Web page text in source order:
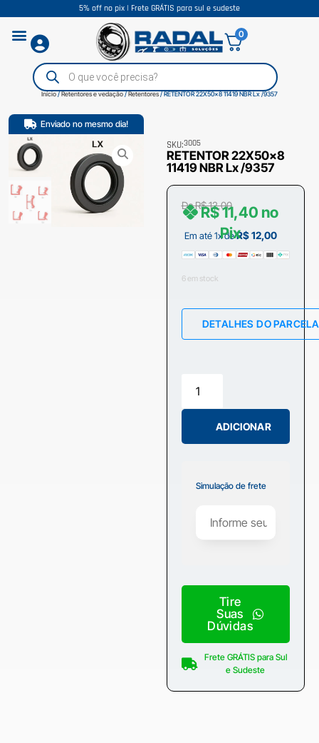
5% off no pix | Frete GRÁTIS para sul e sudeste
0
Início/Retentores e vedação/Retentores/ RETENTOR 22X50x8 11419 NBR Lx /9357
Enviado no mesmo dia!
SKU:3005
RETENTOR 22X50x8
11419 NBR Lx /9357
DeR$12,00
Em até 1x deR$12,00
R$11,40 no
Pix
6 em stock
DETALHES DO
ADICIONAR
Simulação de frete
Tire
Suas
Dúvidas
Frete GRÁTIS para Sul
e Sudeste